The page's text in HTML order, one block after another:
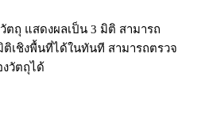
ตถุ แสดงผลเป็น 3 มิติ สามารถ
เชิงพื้นที่ได้ในทันที สามารถตรวจ
วัตถุได้